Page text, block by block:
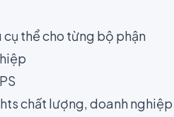
cụ thể cho từng bộ phận
chất lượng, doanh nghiệp